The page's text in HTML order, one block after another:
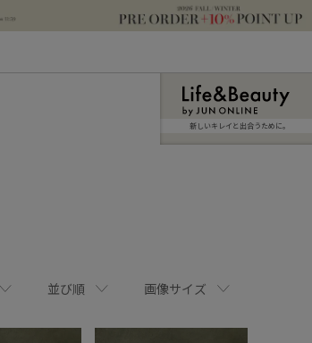
新しいキレイと出合うために。
並び順 画像サイズ